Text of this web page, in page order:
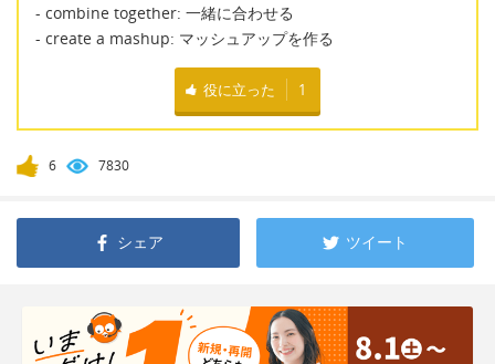
- combine together: 一緒に合わせる
- create a mashup: マッシュアップを作る
役に立った 1
6 7830
シェア ツイート